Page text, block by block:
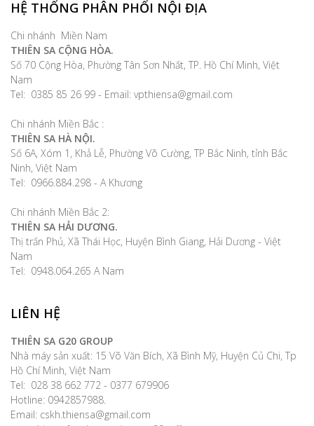
HỆ THỐNG PHÂN PHỐI NỘI ĐỊA
Chi nhánh Miền Nam
THIÊN SA CỘNG HÒA.
Số 70 Cộng Hòa, Phường Tân Sơn Nhất, TP. Hồ Chí Minh, Việt
Nam
Tel: 0385 85 26 99 - Email: vpthiensa@gmail.com
Chi nhánh Miền Bắc :
THIÊN SA HÀ NỘI.
Số 6A, Xóm 1, Khả Lễ, Phường Võ Cường, TP Bắc Ninh, tỉnh Bắc
Ninh, Việt Nam
Tel: 0966.884.298 - A Khương
Chi nhánh Miền Bắc 2:
THIÊN SA HẢI DƯƠNG.
Thị trấn Phủ, Xã Thái Học, Huyện Bình Giang, Hải Dương - Việt
Nam
Tel: 0948.064.265 A Nam
LIÊN HỆ
THIÊN SA G20 GROUP
Nhà máy sản xuất: 15 Võ Văn Bích, Xã Bình Mỹ, Huyện Củ Chi, Tp
Hồ Chí Minh, Việt Nam
Tel: 028 38 662 772 - 0377 679906
Hotline: 0942857988.
Email: cskh.thiensa@gmail.com